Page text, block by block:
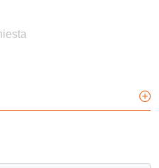
a filo, per telai in legno,